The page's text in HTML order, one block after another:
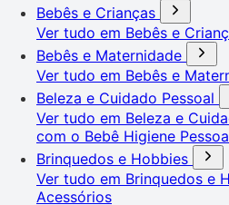
Bebês e Crianças
Ver tudo em Bebês e
Bebês e Maternidade
Ver tudo em Bebês e
Beleza e Cuidado Pessoal
Ver tudo em Beleza e
com o Bebê Higiene
Brinquedos e Hobbies
Ver tudo em Brinquedos e
Acessórios